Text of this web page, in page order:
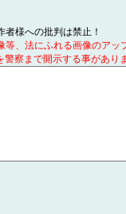
様への批判は禁止！
等、法にふれる画像のアッ
警察まで開示する事があり